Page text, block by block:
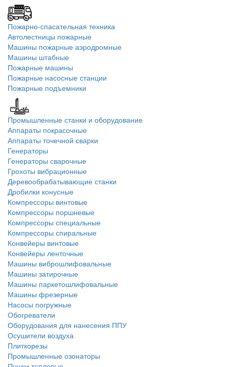
Пожарно-спасательная техника
Автолестницы пожарные
Машины пожарные аэродромные
Машины штабные
Пожарные машины
Пожарные насосные станции
Пожарные подъемники
Промышленные станки и оборудование
Аппараты покрасочные
Аппараты точечной сварки
Генераторы
Генераторы сварочные
Грохоты вибрационные
Деревообрабатывающие станки
Дробилки конусные
Компрессоры винтовые
Компрессоры поршневые
Компрессоры специальные
Компрессоры спиральные
Конвейеры винтовые
Конвейеры ленточные
Машины виброшлифовальные
Машины затирочные
Машины паркетошлифовальные
Машины фрезерные
Насосы погружные
Обогреватели
Оборудования для нанесения ППУ
Осушители воздуха
Плиткорезы
Промышленные озонаторы